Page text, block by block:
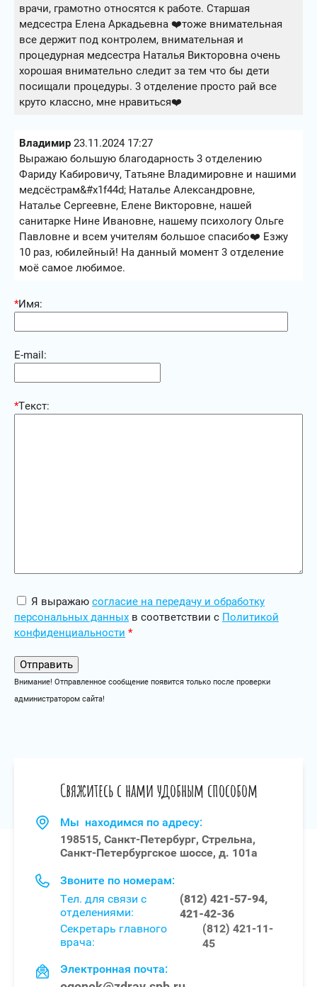
врачи, грамотно относятся к работе. Старшая
медсестра Елена Аркадьевна ❤️тоже внимательная
все держит под контролем, внимательная и
процедурная медсестра Наталья Викторовна очень
хорошая внимательно следит за тем что бы дети
посищали процедуры. 3 отделение просто рай все
круто классно, мне нравиться❤️
Владимир 23.11.2024 17:27
Выражаю большую благодарность 3 отделению
Фариду Кабировичу, Татьяне Владимировне и нашими
медсёстрам&#x1f44d; Наталье Александровне,
Наталье Сергеевне, Елене Викторовне, нашей
санитарке Нине Ивановне, нашему психологу Ольге
Павловне и всем учителям большое спасибо❤️ Езжу
10 раз, юбилейный! На данный момент 3 отделение
моё самое любимое.
*Имя:
E-mail:
*Текст:
Я выражаю согласие на передачу и обработку
персональных данных в соответствии с Политикой
конфиденциальности *
Внимание! Отправленное сообщение появится только после проверки
администратором сайта!
Свяжитесь с нами удобным способом
Мы находимся по адресу:
198515, Санкт-Петербург, Стрельна,
Санкт-Петербургское шоссе, д. 101а
Звоните по номерам:
(812) 421-57-94,
421-42-36
Тел. для связи с
отделениями:
(812) 421-11-
45
Секретарь главного
врача:
Электронная почта: